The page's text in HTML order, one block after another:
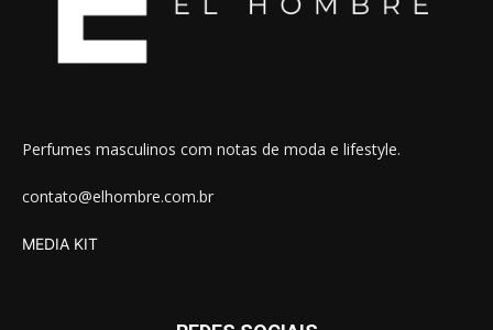
Perfumes masculinos com notas de moda e lifestyle.
contato@elhombre.com.br
MEDIA KIT